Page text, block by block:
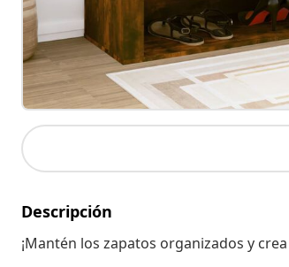
Descripción
¡Mantén los zapatos organizados y